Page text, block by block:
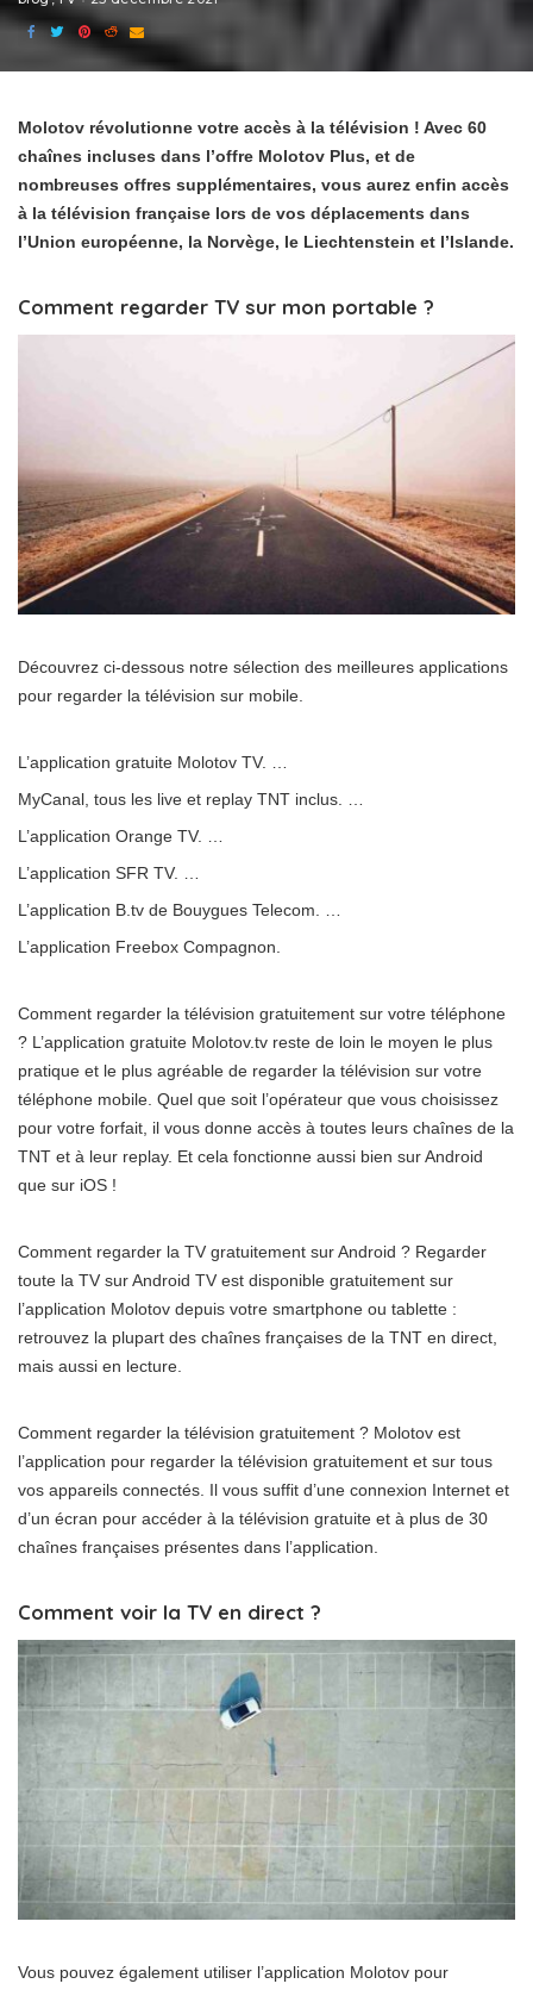
Molotov révolutionne votre accès à la télévision ! Avec 60
chaînes incluses dans l’offre Molotov Plus, et de
nombreuses offres supplémentaires, vous aurez enfin accès
à la télévision française lors de vos déplacements dans
l’Union européenne, la Norvège, le Liechtenstein et l’Islande.
Comment regarder TV sur mon portable ?
Découvrez ci-dessous notre sélection des meilleures applications
pour regarder la télévision sur mobile.
L’application gratuite Molotov TV. …
MyCanal, tous les live et replay TNT inclus. …
L’application Orange TV. …
L’application SFR TV. …
L’application B.tv de Bouygues Telecom. …
L’application Freebox Compagnon.
Comment regarder la télévision gratuitement sur votre téléphone
? L’application gratuite Molotov.tv reste de loin le moyen le plus
pratique et le plus agréable de regarder la télévision sur votre
téléphone mobile. Quel que soit l’opérateur que vous choisissez
pour votre forfait, il vous donne accès à toutes leurs chaînes de la
TNT et à leur replay. Et cela fonctionne aussi bien sur Android
que sur iOS !
Comment regarder la TV gratuitement sur Android ? Regarder
toute la TV sur Android TV est disponible gratuitement sur
l’application Molotov depuis votre smartphone ou tablette :
retrouvez la plupart des chaînes françaises de la TNT en direct,
mais aussi en lecture.
Comment regarder la télévision gratuitement ? Molotov est
l’application pour regarder la télévision gratuitement et sur tous
vos appareils connectés. Il vous suffit d’une connexion Internet et
d’un écran pour accéder à la télévision gratuite et à plus de 30
chaînes françaises présentes dans l’application.
Comment voir la TV en direct ?
Vous pouvez également utiliser l’application Molotov pour